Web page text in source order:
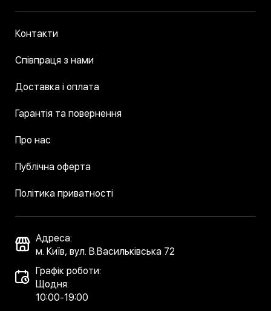
Контакти
Співпраця з нами
Доставка і оплата
Гарантія та повернення
Про нас
Публічна оферта
Політика приватності
Адреса:
м. Київ, вул. В.Васильківська 72
Графік роботи:
Щодня:
10:00-19:00